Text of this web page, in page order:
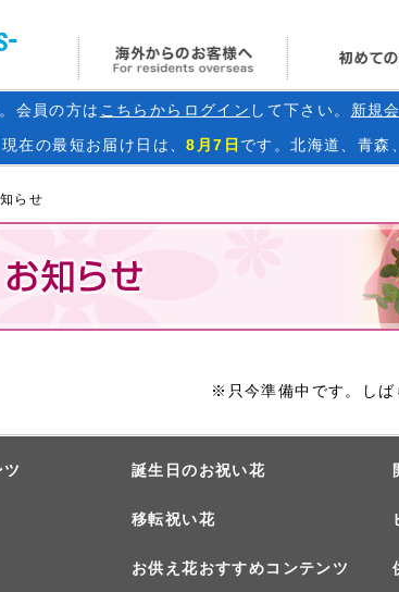
海外からのお
会員の方は こちらからログイン して下さい。 新規
現在の最短お届け日 は、8月7日 です。北海道、青森
らせ
※只今準備中です。しば
誕生日のお祝い花
移転祝い花
お供え花おすすめコンテンツ